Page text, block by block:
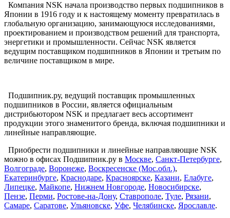
Компания NSK начала производство первых подшипников в
Японии в 1916 году и к настоящему моменту превратилась в
глобальную организацию, занимающуюся исследованиями,
проектированием и производством решений для транспорта,
энергетики и промышленности. Сейчас NSK является
ведущим поставщиком подшипников в Японии и третьим по
величине поставщиком в мире.
Подшипник.ру, ведущий поставщик промышленных
подшипников в России, является официальным
дистрибьютором NSK и предлагает весь ассортимент
продукции этого знаменитого бренда, включая подшипники и
линейные направляющие.
Приобрести подшипники и линейные направляющие NSK
можно в офисах Подшипник.ру в Москве, Санкт-Петербургe,
Волгограде, Воронеже, Воскресенске (Мос.обл.),
Екатеринбурге, Краснодаре, Красноярске, Казани, Елабуге,
Липецке, Майкопе, Нижнем Новгороде, Новосибирске,
Пензе, Перми, Ростове-на-Дону, Ставрополе, Туле, Рязани,
Самаре, Саратове, Ульяновске, Уфе, Челябинске, Ярославле.